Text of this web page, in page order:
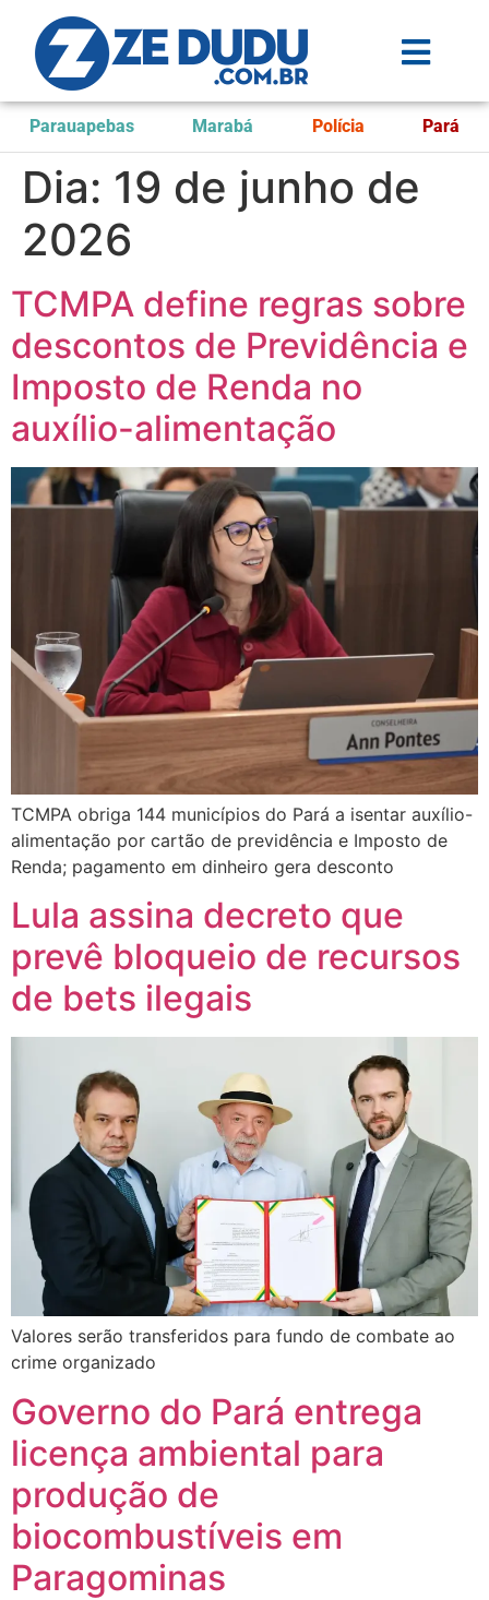
Parauapebas Marabá Polícia Pará
Dia: 19 de junho de
2026
TCMPA define regras sobre
descontos de Previdência e
Imposto de Renda no
auxílio-alimentação
TCMPA obriga 144 municípios do Pará a isentar auxílio-
alimentação por cartão de previdência e Imposto de
Renda; pagamento em dinheiro gera desconto
Lula assina decreto que
prevê bloqueio de recursos
de bets ilegais
Valores serão transferidos para fundo de combate ao
crime organizado
Governo do Pará entrega
licença ambiental para
produção de
biocombustíveis em
Paragominas